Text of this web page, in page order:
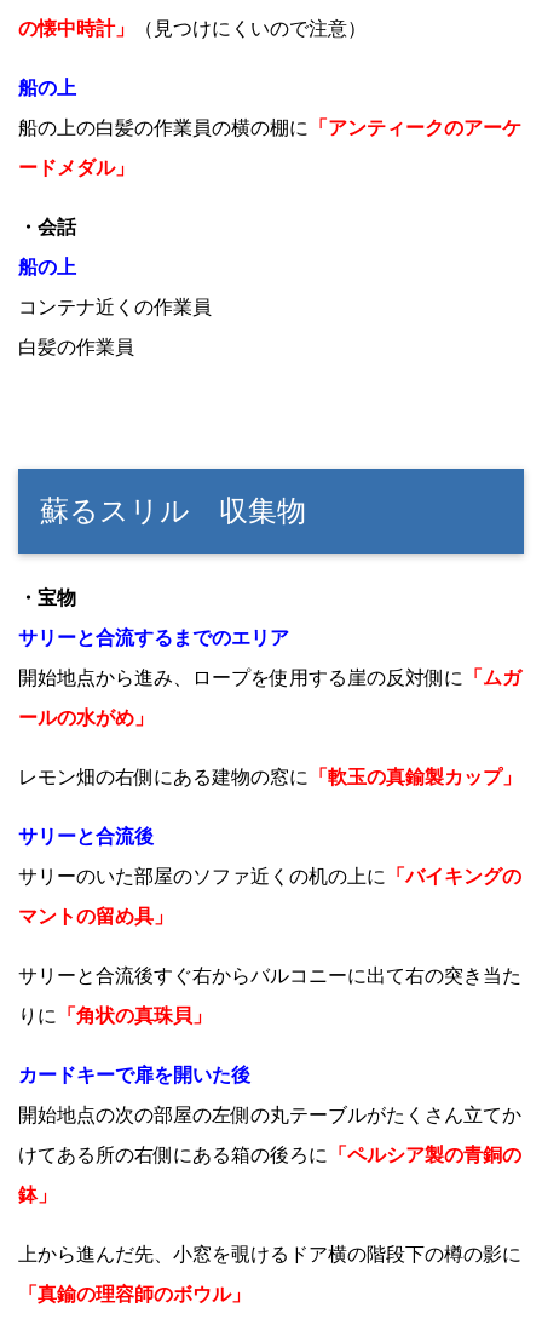
の懐中時計」
（見つけにくいので注意）
船の上
船の上の白髪の作業員の横の棚に
「アンティークのアーケ
ードメダル」
・会話
船の上
コンテナ近くの作業員
白髪の作業員
蘇るスリル 収集物
・宝物
サリーと合流するまでのエリア
開始地点から進み、ロープを使用する崖の反対側に
「ムガ
ールの水がめ」
レモン畑の右側にある建物の窓に 「軟玉の真鍮製カップ」
サリーと合流後
サリーのいた部屋のソファ近くの机の上に
「バイキングの
マントの留め具」
サリーと合流後すぐ右からバルコニーに出て右の突き当た
りに
「角状の真珠貝」
カードキーで扉を開いた後
開始地点の次の部屋の左側の丸テーブルがたくさん立てか
けてある所の右側にある箱の後ろに
「ペルシア製の青銅の
鉢」
上から進んだ先、小窓を覗けるドア横の階段下の樽の影に
「真鍮の理容師のボウル」